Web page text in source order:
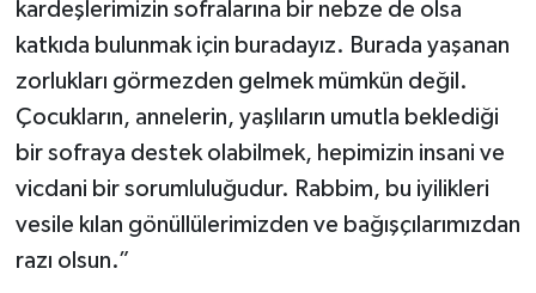
kardeşlerimizin sofralarına bir nebze de olsa
katkıda bulunmak için buradayız. Burada yaşanan
zorlukları görmezden gelmek mümkün değil.
Çocukların, annelerin, yaşlıların umutla beklediği
bir sofraya destek olabilmek, hepimizin insani ve
vicdani bir sorumluluğudur. Rabbim, bu iyilikleri
vesile kılan gönüllülerimizden ve bağışçılarımızdan
razı olsun.”